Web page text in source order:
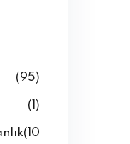
(95)
(1)
(10